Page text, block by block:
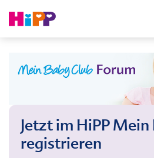
Jetzt im HiPP
registrieren